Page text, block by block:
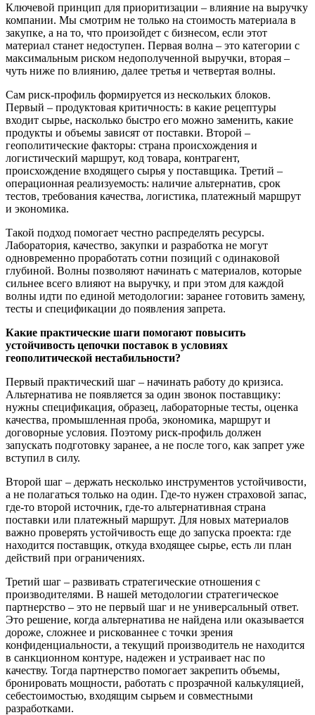
Ключевой принцип для приоритизации – влияние на выручку
компании. Мы смотрим не только на стоимость материала в
закупке, а на то, что произойдет с бизнесом, если этот
материал станет недоступен. Первая волна – это категории с
максимальным риском недополученной выручки, вторая –
чуть ниже по влиянию, далее третья и четвертая волны.
Сам риск-профиль формируется из нескольких блоков.
Первый – продуктовая критичность: в какие рецептуры
входит сырье, насколько быстро его можно заменить, какие
продукты и объемы зависят от поставки. Второй –
геополитические факторы: страна происхождения и
логистический маршрут, код товара, контрагент,
происхождение входящего сырья у поставщика. Третий –
операционная реализуемость: наличие альтернатив, срок
тестов, требования качества, логистика, платежный маршрут
и экономика.
Такой подход помогает честно распределять ресурсы.
Лаборатория, качество, закупки и разработка не могут
одновременно проработать сотни позиций с одинаковой
глубиной. Волны позволяют начинать с материалов, которые
сильнее всего влияют на выручку, и при этом для каждой
волны идти по единой методологии: заранее готовить замену,
тесты и спецификации до появления запрета.
Какие практические шаги помогают повысить
устойчивость цепочки поставок в условиях
геополитической нестабильности?
Первый практический шаг – начинать работу до кризиса.
Альтернатива не появляется за один звонок поставщику:
нужны спецификация, образец, лабораторные тесты, оценка
качества, промышленная проба, экономика, маршрут и
договорные условия. Поэтому риск-профиль должен
запускать подготовку заранее, а не после того, как запрет уже
вступил в силу.
Второй шаг – держать несколько инструментов устойчивости,
а не полагаться только на один. Где-то нужен страховой запас,
где-то второй источник, где-то альтернативная страна
поставки или платежный маршрут. Для новых материалов
важно проверять устойчивость еще до запуска проекта: где
находится поставщик, откуда входящее сырье, есть ли план
действий при ограничениях.
Третий шаг – развивать стратегические отношения с
производителями. В нашей методологии стратегическое
партнерство – это не первый шаг и не универсальный ответ.
Это решение, когда альтернатива не найдена или оказывается
дороже, сложнее и рискованнее с точки зрения
конфиденциальности, а текущий производитель не находится
в санкционном контуре, надежен и устраивает нас по
качеству. Тогда партнерство помогает закрепить объемы,
бронировать мощности, работать с прозрачной калькуляцией,
себестоимостью, входящим сырьем и совместными
разработками.